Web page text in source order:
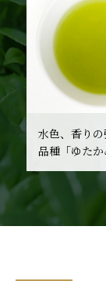
水色、香り
品種「ゆたか